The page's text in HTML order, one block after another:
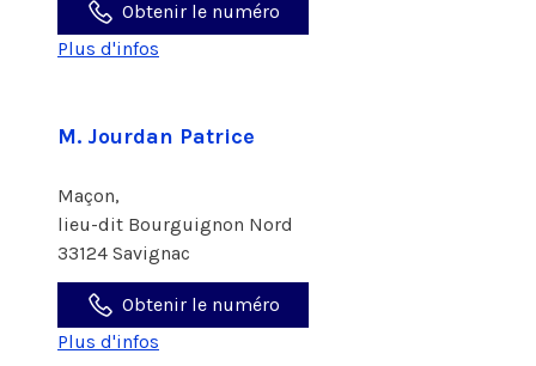
Obtenir le numéro
Plus d'infos
M. Jourdan Patrice
Maçon,
lieu-dit Bourguignon Nord
33124 Savignac
Obtenir le numéro
Plus d'infos